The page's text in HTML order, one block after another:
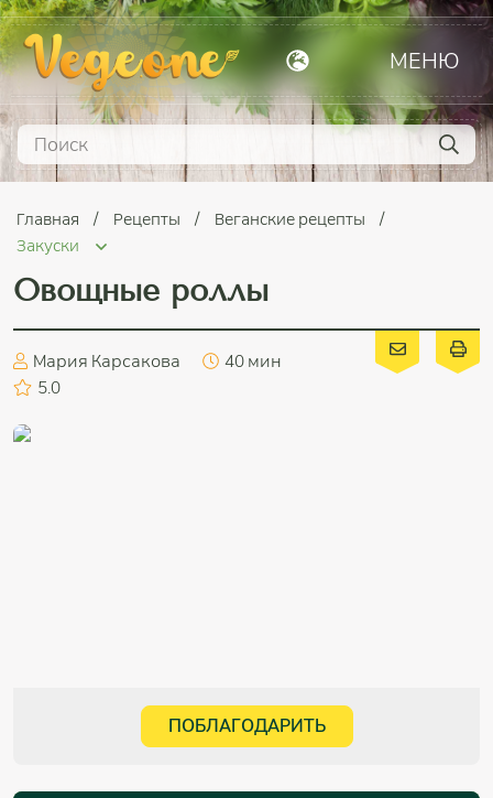
МЕНЮ
Главная Рецепты
Веганские рецепты
Закуски
Овощные роллы
Мария Карсакова
40 мин
5.0
ПОБЛАГОДАРИТЬ